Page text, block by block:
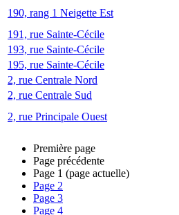
190, rang 1 Neigette Est
191, rue Sainte-Cécile
193, rue Sainte-Cécile
195, rue Sainte-Cécile
2, rue Centrale Nord
2, rue Centrale Sud
2, rue Principale Ouest
Première page
Page précédente
Page 1 (page actuelle)
Page 2
Page 3
Page 4